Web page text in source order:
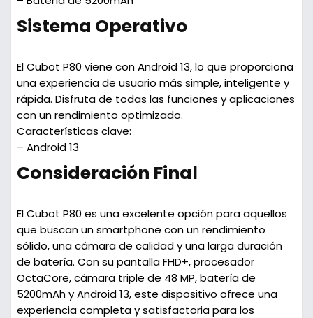
Sistema Operativo
El Cubot P80 viene con Android 13, lo que proporciona
una experiencia de usuario más simple, inteligente y
rápida. Disfruta de todas las funciones y aplicaciones
con un rendimiento optimizado.
Características clave:
– Android 13
Consideración Final
El Cubot P80 es una excelente opción para aquellos
que buscan un smartphone con un rendimiento
sólido, una cámara de calidad y una larga duración
de batería. Con su pantalla FHD+, procesador
OctaCore, cámara triple de 48 MP, batería de
5200mAh y Android 13, este dispositivo ofrece una
experiencia completa y satisfactoria para los